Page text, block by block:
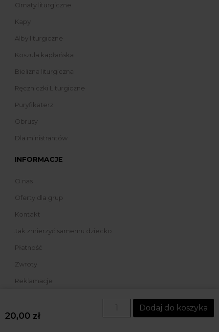
20,00 zł
Dodaj do koszyka
Ornaty liturgiczne
Kapy
Alby liturgiczne
Koszula kapłańska
Bielizna liturgiczna
Ręczniczki Liturgiczne
Puryfikaterz
Obrusy
Dla ministrantów
INFORMACJE
O nas
Oferty dla grup
Kontakt
Jak zmierzyć samemu dziecko
Płatność
Zwroty
Reklamacje